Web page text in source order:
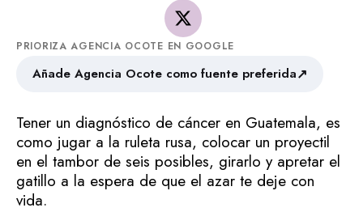
PRIORIZA AGENCIA OCOTE EN GOOGLE
Añade Agencia Ocote como fuente preferida↗
Tener un diagnóstico de cáncer en Guatemala, es
como jugar a la ruleta rusa, colocar un proyectil
en el tambor de seis posibles, girarlo y apretar el
gatillo a la espera de que el azar te deje con
vida.